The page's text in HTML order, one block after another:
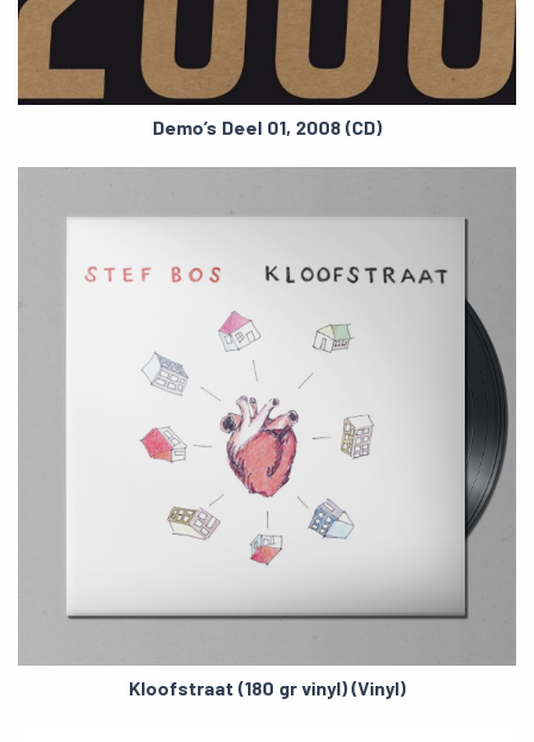
Demo’s Deel 01, 2008 (CD)
Kloofstraat (180 gr vinyl) (Vinyl)